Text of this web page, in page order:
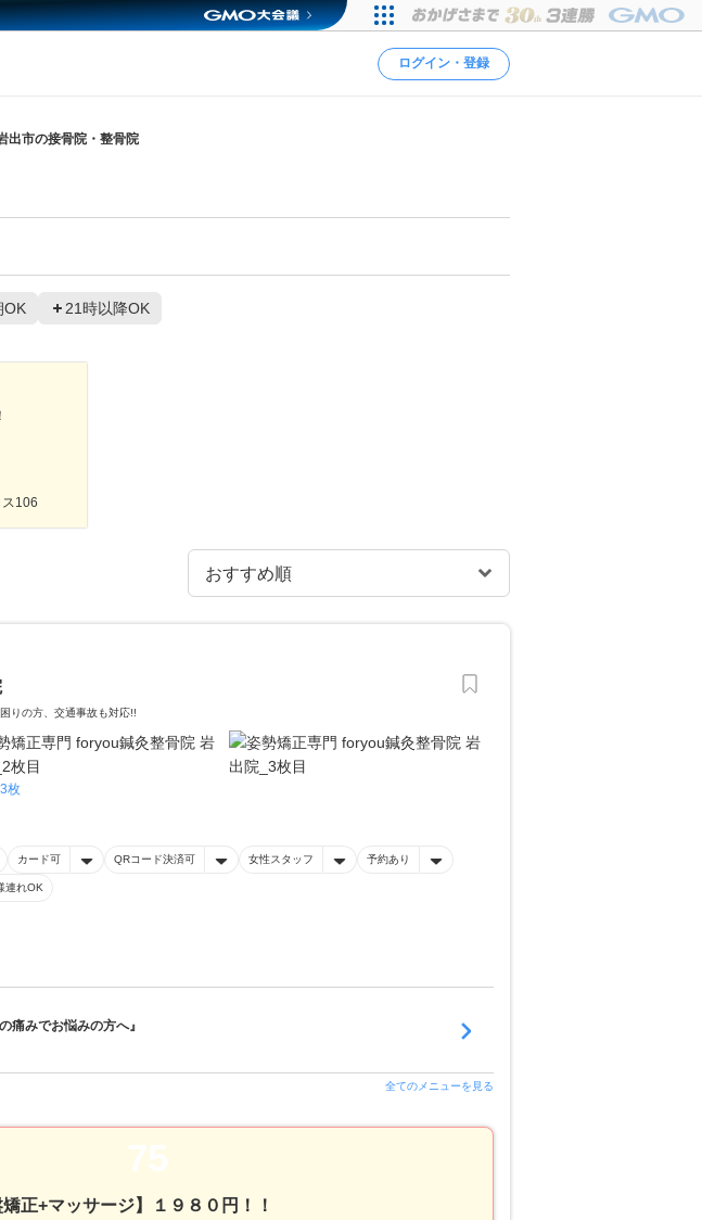
ログイン・登録
出市の接骨院・整骨院
OK 21時以降OK
106
りの方、交通事故も対応!!
枚
カード可 QRコード決済可 女性スタッフ 予約あり
連れOK
痛みでお悩みの方へ』
全てのメニューを見る
75
正+マッサージ】１９８０円！！